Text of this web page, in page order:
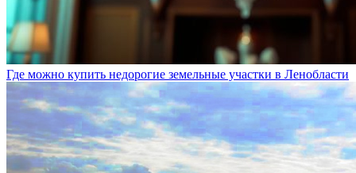
Где можно купить недорогие земельные участки в Ленобласти